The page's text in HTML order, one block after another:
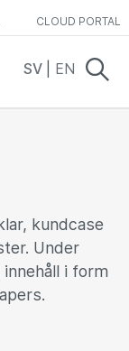
CLOUD PORTAL
SV EN
kundcase
Under
i form